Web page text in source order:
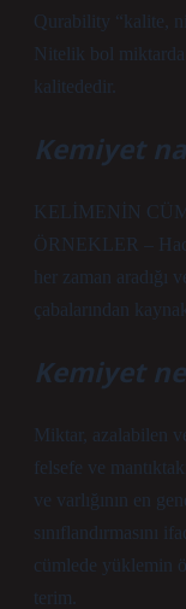
Qurability “kalite,
Nitelik bol
kalitededir.
Kemiyet
KELİMENİN
ÖRNEKLER –
her zaman aradığı
çabalarından
Kemiyet
Miktar, azalabilen
felsefe ve
ve varlığının en
sınıflandırmasını
cümlede yüklemin
terim.